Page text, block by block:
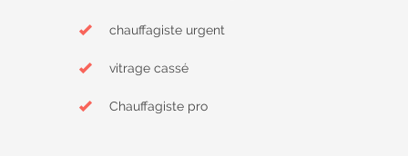
chauffagiste urgent
vitrage cassé
Chauffagiste pro